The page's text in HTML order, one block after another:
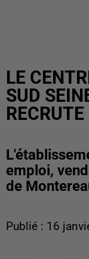
LE
SUD
RECRUTE
emploi,
de
Publié : 16